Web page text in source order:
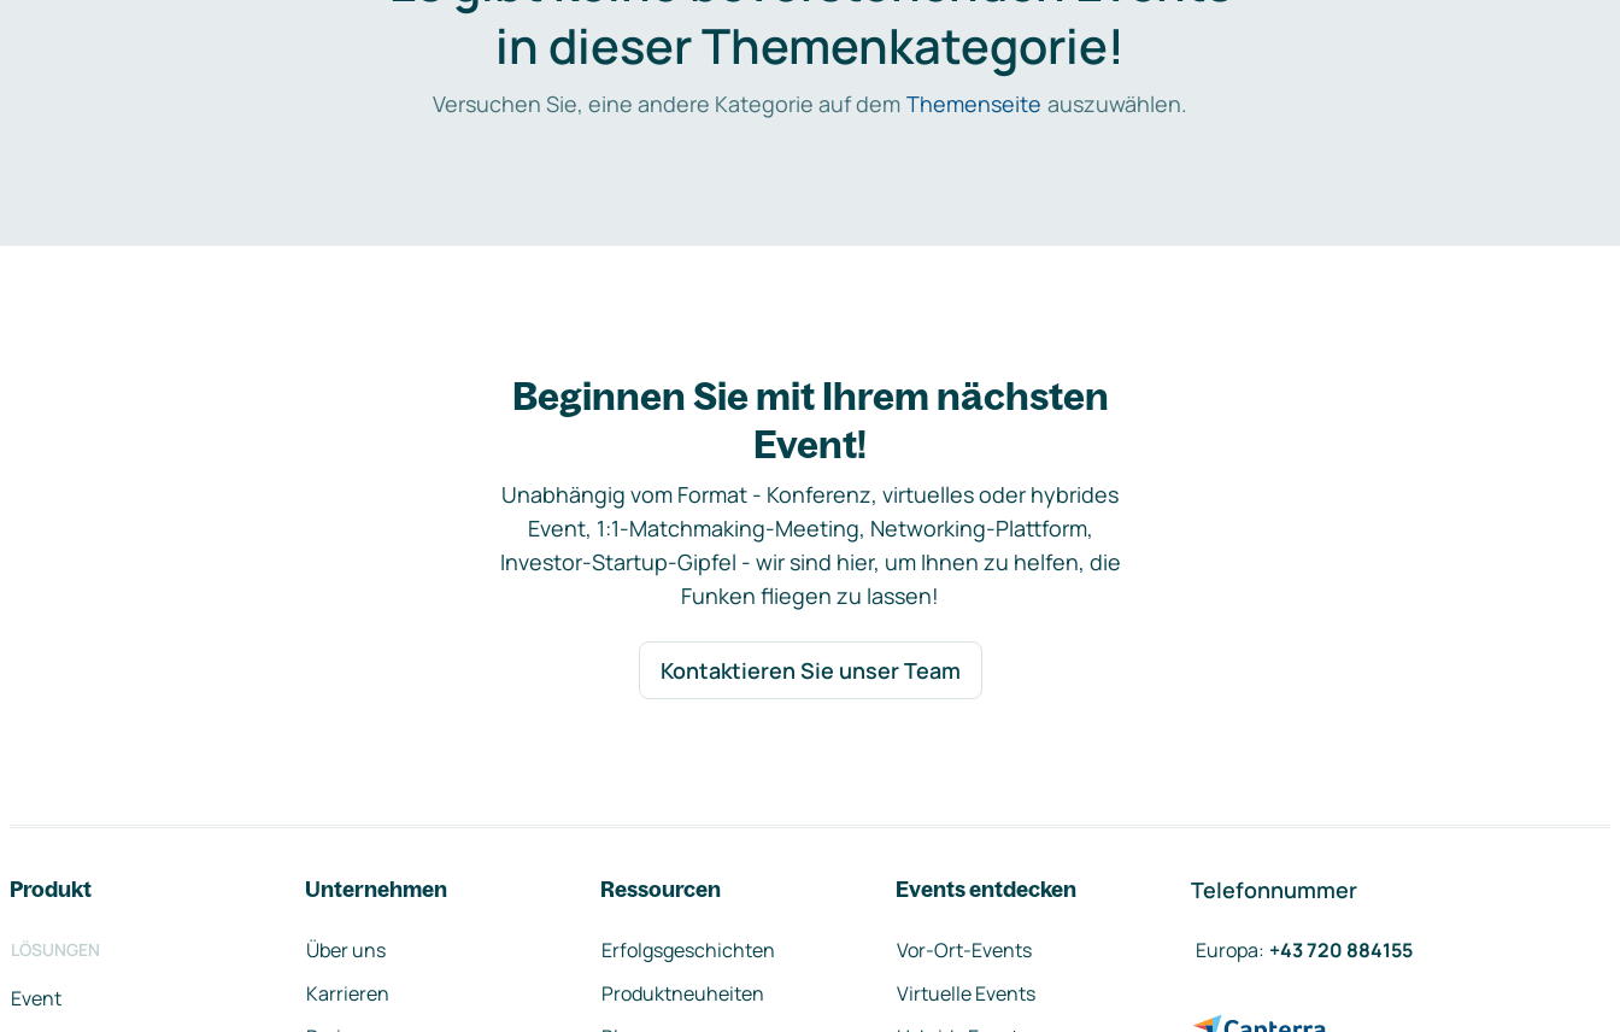
in dieser Themenkategorie!
Versuchen Sie, eine andere Kategorie auf dem Themenseite auszuwählen.
Beginnen Sie mit Ihrem nächsten
Event!
Unabhängig vom Format - Konferenz, virtuelles oder hybrides
Event, 1:1-Matchmaking-Meeting, Networking-Plattform,
Investor-Startup-Gipfel - wir sind hier, um Ihnen zu helfen, die
Funken fliegen zu lassen!
Kontaktieren Sie unser Team
Produkt
LÖSUNGEN
Event
Unternehmen
Über uns
Karrieren
Ressourcen
Erfolgsgeschichten
Produktneuheiten
Events entdecken
Vor-Ort-Events
Virtuelle Events
Telefonnummer
Europa: +43 720 884155